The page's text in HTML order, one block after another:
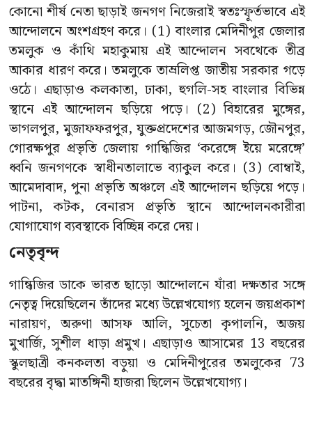
কোনো শীর্ষ নেতা ছাড়াই জনগণ নিজেরাই স্বতঃস্ফূর্তভাবে এই
আন্দোলনে অংশগ্রহণ করে। (1) বাংলার মেদিনীপুর জেলার
তমলুক ও কাঁথি মহাকুমায় এই আন্দোলন সবথেকে তীব্র
আকার ধারণ করে। তমলুকে তাম্রলিপ্ত জাতীয় সরকার গড়ে
ওঠে। এছাড়াও কলকাতা, ঢাকা, হুগলি-সহ বাংলার বিভিন্ন
স্থানে এই আন্দোলন ছড়িয়ে পড়ে। (2) বিহারের মুঙ্গের,
ভাগলপুর, মুজাফফরপুর, যুক্তপ্রদেশের আজমগড়, জৌনপুর,
গোরক্ষপুর প্রভৃতি জেলায় গান্ধিজির ‘করেঙ্গে ইয়ে মরেঙ্গে’
ধ্বনি জনগণকে স্বাধীনতালাভে ব্যাকুল করে। (3) বোম্বাই,
আমেদাবাদ, পুনা প্রভৃতি অঞ্চলে এই আন্দোলন ছড়িয়ে পড়ে।
পাটনা, কটক, বেনারস প্রভৃতি স্থানে আন্দোলনকারীরা
যোগাযোগ ব্যবস্থাকে বিচ্ছিন্ন করে দেয়।
নেতৃবৃন্দ
গান্ধিজির ডাকে ভারত ছাড়ো আন্দোলনে যাঁরা দক্ষতার সঙ্গে
নেতৃত্ব দিয়েছিলেন তাঁদের মধ্যে উল্লেখযোগ্য হলেন জয়প্রকাশ
নারায়ণ, অরুণা আসফ আলি, সুচেতা কৃপালনি, অজয়
মুখার্জি, সুশীল ধাড়া প্রমুখ। এছাড়াও আসামের 13 বছরের
স্কুলছাত্রী কনকলতা বড়ুয়া ও মেদিনীপুরের তমলুকের 73
বছরের বৃদ্ধা মাতঙ্গিনী হাজরা ছিলেন উল্লেখযোগ্য।